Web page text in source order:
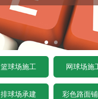
篮球场施工 网球场施
排球场承建 彩色路面
预制型塑胶
施工案例
EPDM颗
室内木地
丙烯酸网
硅PU网球
足球场施工
人造草足
产品中心